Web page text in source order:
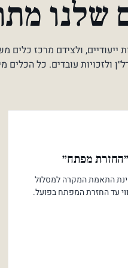
שלנו
ייעודיים, ולצידם מרכז כלים
ולזכויות עובדים. כל הכלים
מפתח״
התאמת המקרה למסלול
עד החזרת המפתח בפועל.